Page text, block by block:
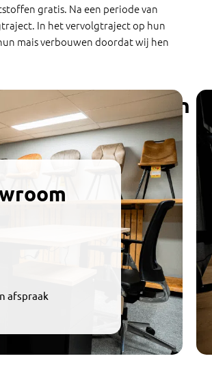
gratis. Na een periode van
In het vervolgtraject op hun
mais verbouwen doordat wij hen
Wilt u komen
afspraak